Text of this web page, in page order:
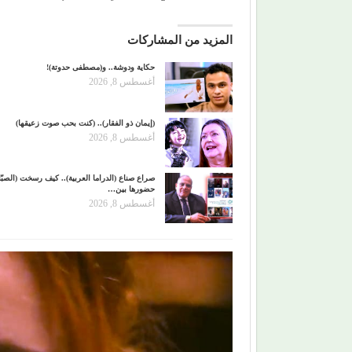
المزيد من المشاركات
حكاية ودوشة.. و(مصطفى حدوتة)!
أغسطس 8, 2026
(إيمان ذو الفقار).. (كنت بحب صوت زعيقها)
أغسطس 8, 2026
صراع صناع (الدراما العربية).. كيف رسخت
حضورها بين…
أغسطس 8, 2026